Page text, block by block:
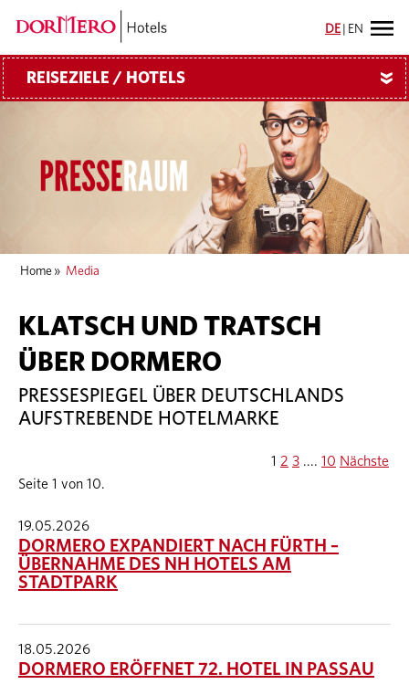
DE EN
REISEZIELE / HOTELS »
Home » Media
KLATSCH UND TRATSCH
ÜBER DORMERO
PRESSESPIEGEL ÜBER DEUTSCHLANDS
AUFSTREBENDE HOTELMARKE
Seite 1 von 10.
1 2 3 .... 10 Nächste
19.05.2026
DORMERO EXPANDIERT NACH FÜRTH –
ÜBERNAHME DES NH HOTELS AM
STADTPARK
18.05.2026
DORMERO ERÖFFNET 72. HOTEL IN PASSAU